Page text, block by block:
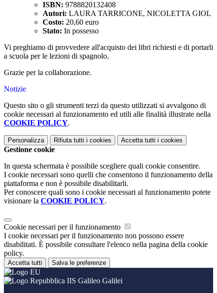
ISBN: 9788820132408
Autori: LAURA TARRICONE, NICOLETTA GIOL
Costo: 20,60 euro
Stato: In possesso
Vi preghiamo di provvedere all'acquisto dei libri richiesti e di portarli
a scuola per le lezioni di spagnolo.
Grazie per la collaborazione.
Notizie
Questo sito o gli strumenti terzi da questo utilizzati si avvalgono di
cookie necessari al funzionamento ed utili alle finalità illustrate nella
COOKIE POLICY.
Personalizza Rifiuta tutti i cookies Accetta tutti i cookies
Gestione cookie
In questa schermata è possibile scegliere quali cookie consentire.
I cookie necessari sono quelli che consentono il funzionamento della
piattaforma e non è possibile disabilitarli.
Per conoscere quali sono i cookie necessari al funzionamento potete
visionare la COOKIE POLICY.
Cookie necessari per il funzionamento
I cookie necessari per il funzionamento non possono essere
disabilitati. È possibile consultare l'elenco nella pagina della cookie
policy.
Accetta tutti Salva le preferenze
IIS Galileo Galilei